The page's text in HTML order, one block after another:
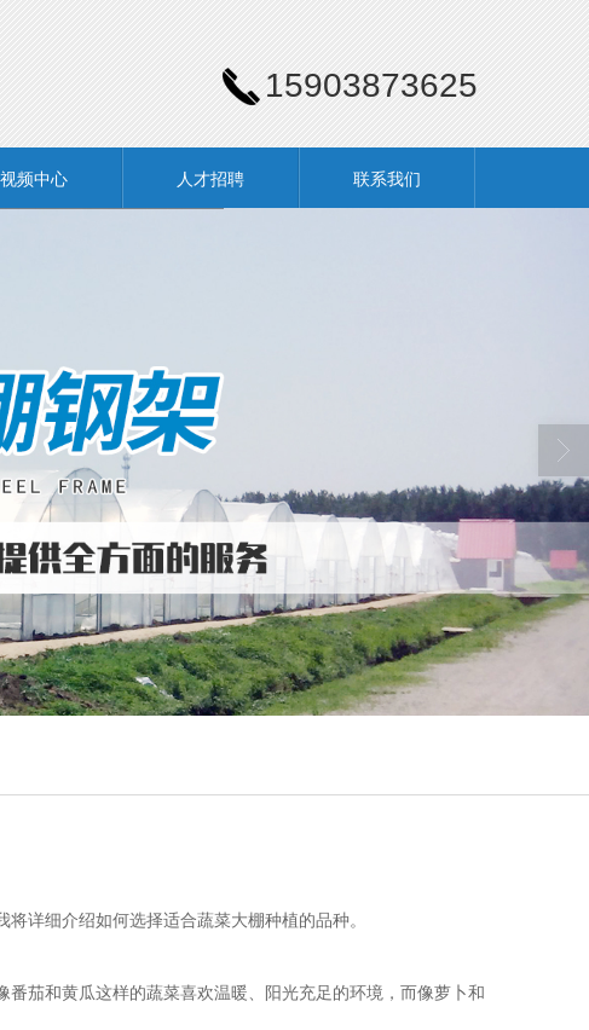
15903873625
视频中心 人才招聘 联系我们
详细介绍如何选择适合蔬菜大棚种植的品种。
茄和黄瓜这样的蔬菜喜欢温暖、阳光充足的环境，而像萝卜和